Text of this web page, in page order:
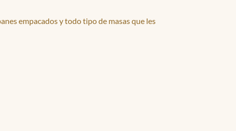
empacados y todo tipo de masas que les